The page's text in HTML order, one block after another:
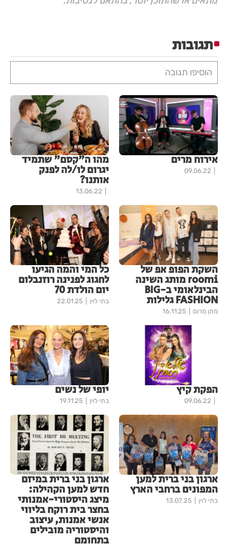
תגובות
הוסיפו תגובה
אירוח מרים
09.06.22
מהו ה"קסם" שתמיד
יגרום לו/לה לפנק
אותנו?
13.06.22
השקת הפופ אפ של
roomi מותג השינה
הבינלאומי ב-BIG
FASHION גלילות
מתן מרום 16.11.25
כל המי והמה הגיעו
לחגוג לפנינה רוזנבלום
יום הולדת 70
בתי לוין 22.01.25
הפקת קיץ
09.06.22
יופי של נשים
בתי לוין 19.11.25
ארגון בני ברית למען
המפונים ברחבי הארץ
בתי לוין 13.07.25
ארגון בני ברית במיזם
חדש למען הקהילה:
מיצג היסטורי-אמנותי
בחצר בית רוקח בליווי
אנשי אמנות, עיצוב
והיסטוריה מובילים
בתחומם